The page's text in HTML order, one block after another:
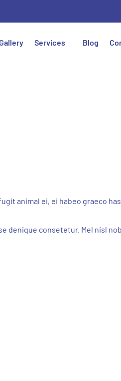
Gallery Services Blog
animal ei, ei habeo graeco
denique consetetur. Mel nisl